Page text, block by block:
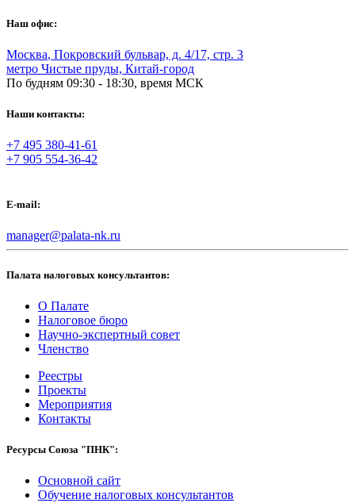
Наш офис:
Москва, Покровский бульвар, д. 4/17, стр. 3
метро Чистые пруды, Китай-город
По будням 09:30 - 18:30, время МСК
Наши контакты:
+7 495 380-41-61
+7 905 554-36-42
E-mail:
manager@palata-nk.ru
Палата налоговых консультантов:
О Палате
Налоговое бюро
Научно-экспертный совет
Членство
Реестры
Проекты
Мероприятия
Контакты
Ресурсы Союза "ПНК":
Основной сайт
Обучение налоговых консультантов